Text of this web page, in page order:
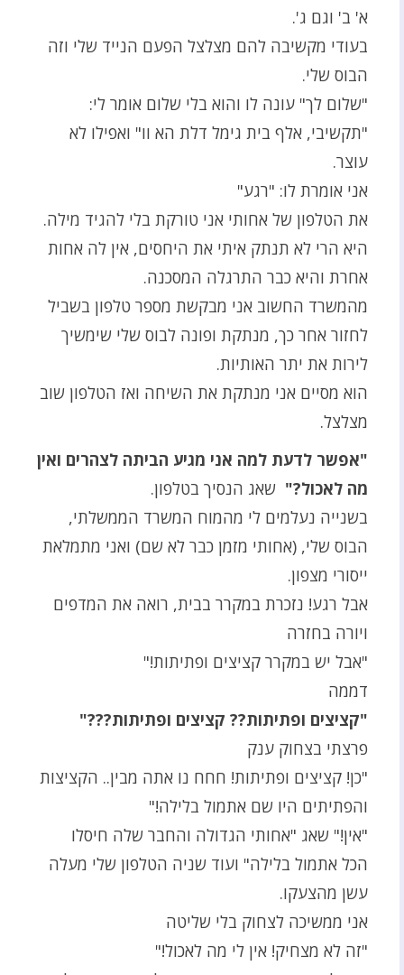
א' ב' וגם ג'.
בעודי מקשיבה להם מצלצל הפעם הנייד שלי וזה
הבוס שלי.
"שלום לך" עונה לו והוא בלי שלום אומר לי:
"תקשיבי, אלף בית גימל דלת הא וו" ואפילו לא
עוצר.
אני אומרת לו: "רגע"
את הטלפון של אחותי אני טורקת בלי להגיד מילה.
היא הרי לא תנתק איתי את היחסים, אין לה אחות
אחרת והיא כבר התרגלה המסכנה.
מהמשרד החשוב אני מבקשת מספר טלפון בשביל
לחזור אחר כך, מנתקת ופונה לבוס שלי שימשיך
לירות את יתר האותיות.
הוא מסיים אני מנתקת את השיחה ואז הטלפון שוב
מצלצל.
"אפשר לדעת למה אני מגיע הביתה לצהרים ואין
מה לאכול?" שאג הנסיך בטלפון.
בשנייה נעלמים לי מהמוח המשרד הממשלתי,
הבוס שלי, (אחותי מזמן כבר לא שם) ואני מתמלאת
ייסורי מצפון.
אבל רגע! נזכרת במקרר בבית, רואה את המדפים
ויורה בחזרה
"אבל יש במקרר קציצים ופתיתות!"
דממה
"קציצים ופתיתות?? קציצים ופתיתות???"
פרצתי בצחוק ענק
"כן! קציצים ופתיתות! חחח נו אתה מבין.. הקציצות
והפתיתים היו שם אתמול בלילה!"
"אין!" שאג "אחותי הגדולה והחבר שלה חיסלו
הכל אתמול בלילה" ועוד שניה הטלפון שלי מעלה
עשן מהצעקו.
אני ממשיכה לצחוק בלי שליטה
"זה לא מצחיק! אין לי מה לאכול!"